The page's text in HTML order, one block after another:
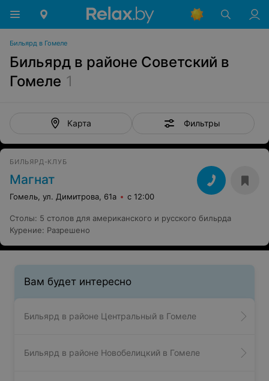
Бильярд в Гомеле
Бильярд в районе Советский в
Гомеле 1
Карта Фильтры
БИЛЬЯРД-КЛУБ
Магнат
Гомель, ул. Димитрова, 61а с 12:00
Столы: 5 столов для американского и русского бильрда
Курение: Разрешено
Вам будет интересно
Бильярд в районе Центральный в Гомеле
Бильярд в районе Новобелицкий в Гомеле